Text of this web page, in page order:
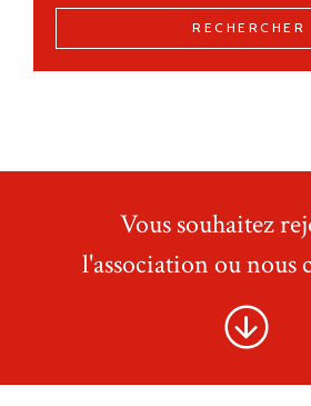
RECHERCHER
Vous souhaitez
l'association ou nous